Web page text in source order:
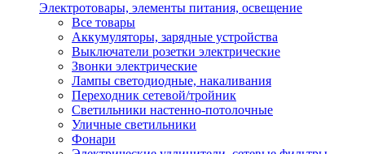
Электротовары, элементы питания, освещение
Все товары
Аккумуляторы, зарядные устройства
Выключатели розетки электрические
Звонки электрические
Лампы светодиодные, накаливания
Переходник сетевой/тройник
Светильники настенно-потолочные
Уличные светильники
Фонари